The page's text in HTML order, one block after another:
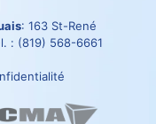
: 163 St-René
: (819) 568-6661